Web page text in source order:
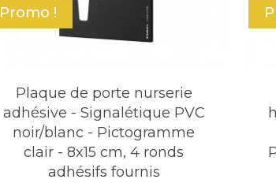
Promo !
Plaque de porte nurserie
adhésive - Signalétique PVC
noir/blanc - Pictogramme
clair - 8x15 cm, 4 ronds
adhésifs fournis